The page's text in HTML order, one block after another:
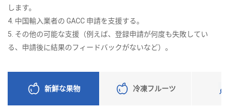
します。
4. 中国輸入業者の GACC 申請を支援する。
5. その他の可能な支援（例えば、登録申請が何度も失敗してい
る、申請後に結果のフィードバックがないなど）。
新鮮な果物 冷凍フルーツ